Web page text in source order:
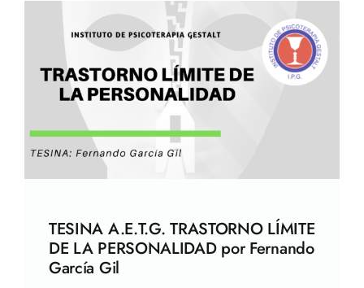
TESINA A.E.T.G. TRASTORNO LÍMITE
DE LA PERSONALIDAD por Fernando
García Gil